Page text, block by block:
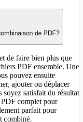
de PDF?
de faire bien plus que
PDF ensemble. Une
pouvez ensuite
ajouter ou déplacer
soyez satisfait du résultat
complet pour
parfait pour
combiné.